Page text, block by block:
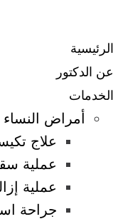
الرئيسية
عن الدكتور
الخدمات
أمراض النساء
علاج
عملية
عملية
جراحة